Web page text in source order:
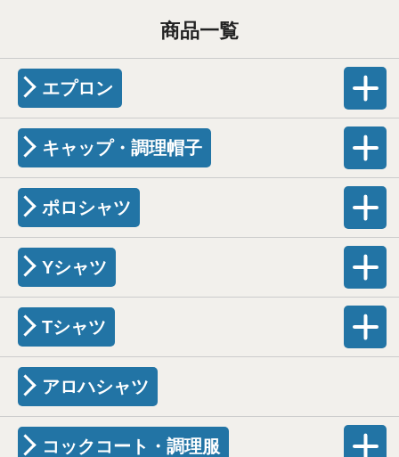
商品一覧
エプロン
キャップ・調理帽子
ポロシャツ
Yシャツ
Tシャツ
アロハシャツ
コックコート・調理服